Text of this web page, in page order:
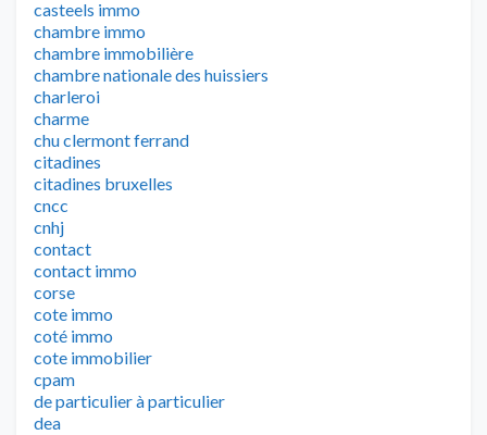
casteels immo
chambre immo
chambre immobilière
chambre nationale des huissiers
charleroi
charme
chu clermont ferrand
citadines
citadines bruxelles
cncc
cnhj
contact
contact immo
corse
cote immo
coté immo
cote immobilier
cpam
de particulier à particulier
dea